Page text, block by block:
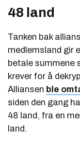
48 land
Tanken bak
medlemsland gir
betale summene
krever for å
Alliansen ble
siden den gang
48 land, fra en
land.